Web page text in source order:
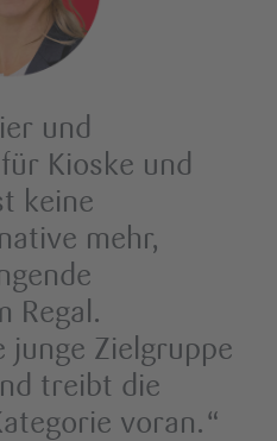
und
Kioske und
keine
mehr,
Regal.
junge Zielgruppe
treibt die
voran.“